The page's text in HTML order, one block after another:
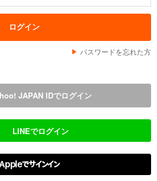
パスワードを忘れた方
JAPAN IDでログイン
LINEでログイン
でサインイン